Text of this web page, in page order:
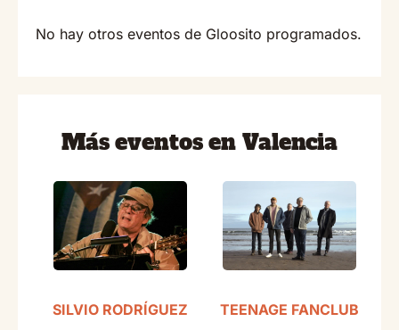
No hay otros eventos de Gloosito programados.
Más eventos en Valencia
SILVIO RODRÍGUEZ TEENAGE FANCLUB